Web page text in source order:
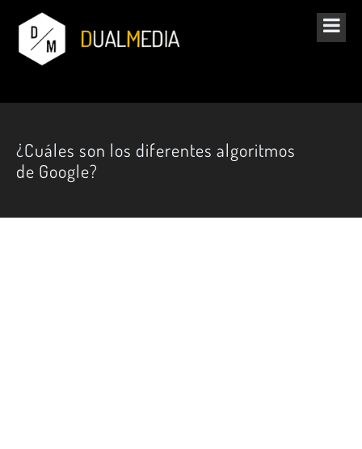
¿Cuáles son los diferentes algoritmos
de Google?